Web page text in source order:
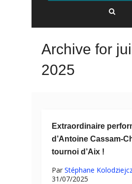
Archive for
2025
Extraordinaire
d’Antoine Cassam-
tournoi d’Aix !
Par Stéphane
31/07/2025